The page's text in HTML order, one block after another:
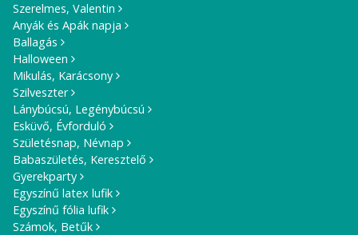
Szerelmes, Valentin
Anyák és Apák napja
Ballagás
Halloween
Mikulás, Karácsony
Szilveszter
Lánybúcsú, Legénybúcsú
Esküvő, Évforduló
Születésnap, Névnap
Babaszületés, Keresztelő
Gyerekparty
Egyszínű latex lufik
Egyszínű fólia lufik
Számok, Betűk